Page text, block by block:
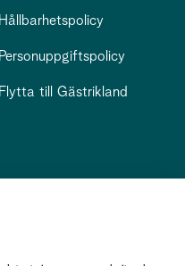
Hållbarhetspolicy
Personuppgiftspolicy
Flytta till Gästrikland